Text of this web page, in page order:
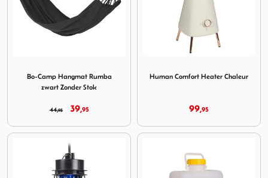
Bo-Camp Hangmat Rumba
zwart Zonder Stok
44,95 39,95
Human Comfort Heater Chaleur
99,95